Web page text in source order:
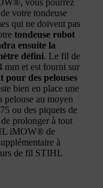
votre tondeuse
qui ne doivent pas
tondeuse robot
ensuite la
défini. Le fil de
mm et est fourni sur
pour des pelouses
bien en place une
pelouse au moyen
ou des piquets de
prolonger à tout
iMOW® de
à
de fil STIHL